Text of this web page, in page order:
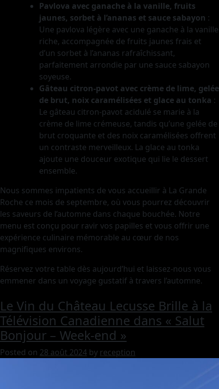
Pavlova avec ganache à la vanille, fruits
jaunes, sorbet à l’ananas et sauce sabayon :
Une pavlova légère avec une ganache à la vanille
riche, accompagnée de fruits jaunes frais et
d’un sorbet à l’ananas rafraîchissant,
parfaitement arrondie par une sauce sabayon
soyeuse.
Gâteau citron-pavot avec crème de lime, gelée
de brut, noix caramélisées et glace au tonka :
Le gâteau citron-pavot acidulé se marie à la
crème de lime crémeuse, tandis qu’une gelée de
brut croquante et des noix caramélisées offrent
un contraste merveilleux. La glace au tonka
ajoute une douceur exotique qui lie le dessert
ensemble.
Nous sommes impatients de vous accueillir à La Grande
Roche ce mois de septembre, où vous pourrez découvrir
les saveurs de l’automne dans chaque bouchée. Notre
menu est conçu pour ravir vos papilles et vous offrir une
expérience culinaire mémorable au cœur de nos
magnifiques environs.
Réservez votre table dès aujourd’hui et laissez-nous vous
emmener dans un voyage gustatif à travers l’automne.
Le Vin du Château Lecusse Brille à la
Télévision Canadienne dans « Salut
Bonjour – Week-end »
Posted on 28 août 2024 by reception